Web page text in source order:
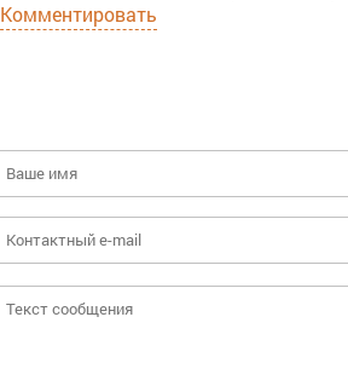
Комментировать